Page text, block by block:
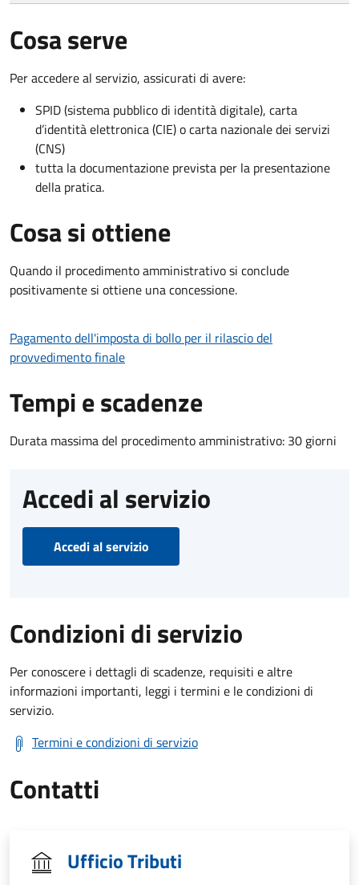
Cosa serve
Per accedere al servizio, assicurati di avere:
SPID (sistema pubblico di identità digitale), carta
d’identità elettronica (CIE) o carta nazionale dei servizi
(CNS)
tutta la documentazione prevista per la presentazione
della pratica.
Cosa si ottiene
Quando il procedimento amministrativo si conclude
positivamente si ottiene una concessione.
Pagamento dell'imposta di bollo per il rilascio del
provvedimento finale
Tempi e scadenze
Durata massima del procedimento amministrativo: 30 giorni
Accedi al servizio
Accedi al servizio
Condizioni di servizio
Per conoscere i dettagli di scadenze, requisiti e altre
informazioni importanti, leggi i termini e le condizioni di
servizio.
Termini e condizioni di servizio
Contatti
Ufficio Tributi